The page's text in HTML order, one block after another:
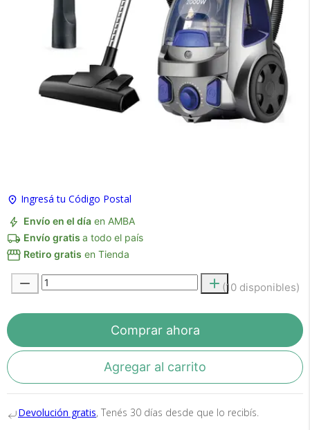
Ingresá tu Código Postal
Envío en el día en AMBA
Envío gratis a todo el país
Retiro gratis en Tienda
(10 disponibles)
Comprar ahora
Agregar al carrito
Devolución gratis, Tenés 30 días desde que lo recibís.
En Bidcom te aseguramos recibir el producto
que esperabas o te devolvemos el 100% de tu
dinero!